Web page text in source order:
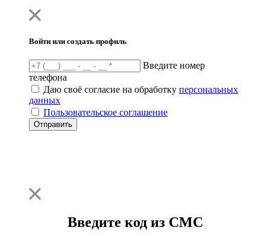
Войти или создать профиль
Введите номер
телефона
Даю своё согласие на обработку персональных
данных
Пользовательское соглашение
Отправить
Введите код из СМС